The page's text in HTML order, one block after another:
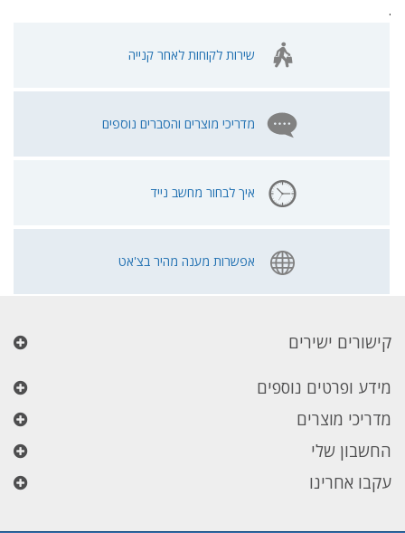
.
שירות לקוחות לאחר קנייה
מדריכי מוצרים והסברים נוספים
איך לבחור מחשב נייד
אפשרות מענה מהיר בצ'אט
קישורים ישירים
מידע ופרטים נוספים
מדריכי מוצרים
החשבון שלי
עקבו אחרינו